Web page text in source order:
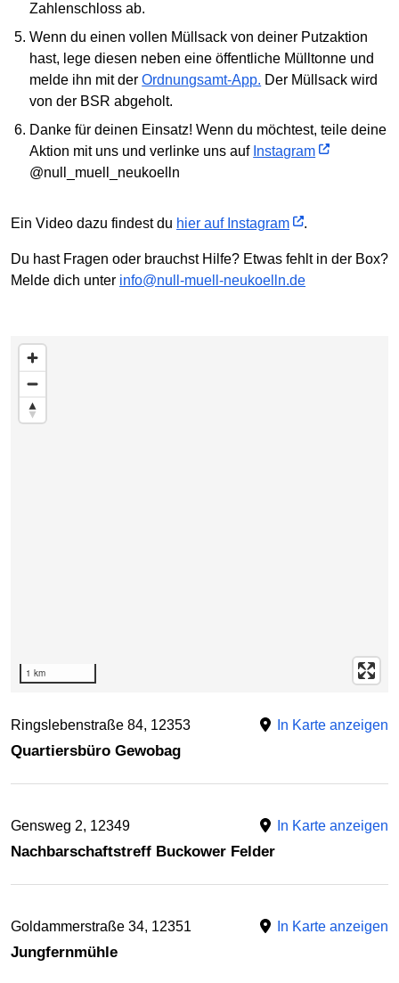
Zahlenschloss ab.
Wenn du einen vollen Müllsack von deiner Putzaktion
hast, lege diesen neben eine öffentliche Mülltonne und
melde ihn mit derOrdnungsamt-App. Der Müllsack wird
von der BSR abgeholt.
Danke für deinen Einsatz! Wenn du möchtest, teile deine
Aktion mit uns und verlinke uns auf Instagram
@null_muell_neukoelln
Ein Video dazu findest du hier auf Instagram .
Du hast Fragen oder brauchst Hilfe? Etwas fehlt in der Box?
Melde dich unter info@null-muell-neukoelln.de
zur Teaserliste mit den enthaltenen Adressen unter der
Karte springen
1 km
Ringslebenstraße 84, 12353 In Karte anzeigen
Quartiersbüro Gewobag
Gensweg 2, 12349 In Karte anzeigen
Nachbarschaftstreff Buckower Felder
Goldammerstraße 34, 12351 In Karte anzeigen
Jungfernmühle